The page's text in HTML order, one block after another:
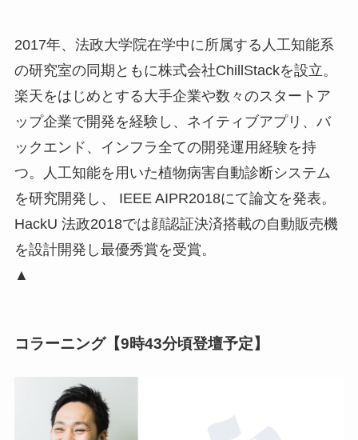
2017年、法政大学院在学中に所属する人工知能系
の研究室の同期ともに株式会社ChillStackを設立。
楽天をはじめとする大手企業や数々のスタートア
ップ企業で開発を経験し、ネイティブアプリ、バ
ックエンド、インフラ全ての開発運用経験を持
つ。人工知能を用いた植物病害自動診断システム
を研究開発し、 IEEE AIPR2018にて論文を発表。
HackU 法政2018では顔認証決済搭載の自動販売機
を設計開発し最優秀賞を受賞。
▲
コラーニング【9時43分頃登壇予定】